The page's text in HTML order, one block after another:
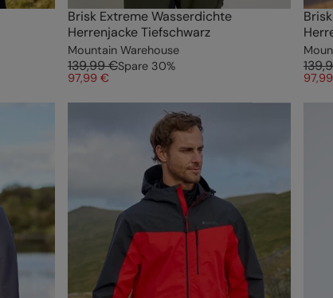
Brisk Extreme Wasserdichte
Herrenjacke Tiefschwarz
Mountain Warehouse
139,99 €Spare 30%
97,99 €